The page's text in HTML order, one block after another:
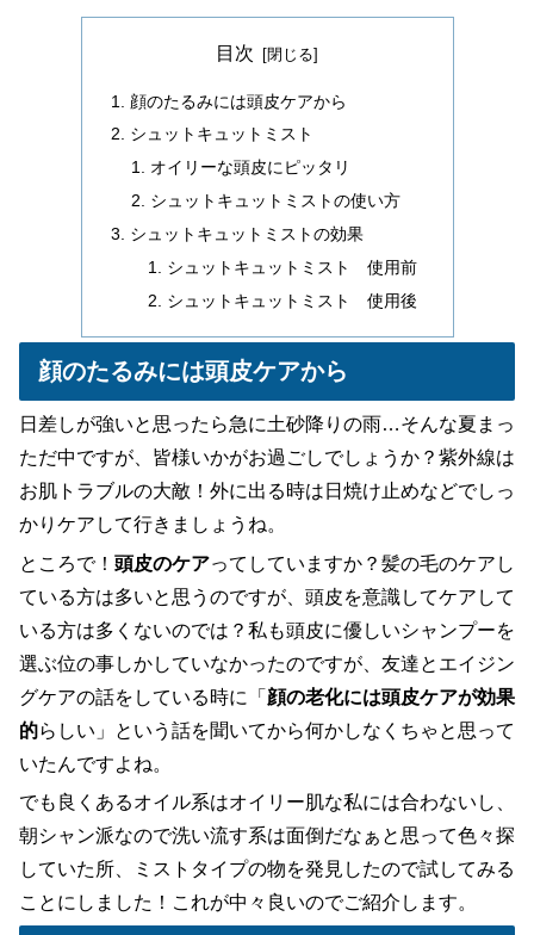
目次
顔のたるみには頭皮ケアから
シュットキュットミスト
オイリーな頭皮にピッタリ
シュットキュットミストの使い方
シュットキュットミストの効果
シュットキュットミスト 使用前
シュットキュットミスト 使用後
顔のたるみには頭皮ケアから
日差しが強いと思ったら急に土砂降りの雨…そんな夏まっ
ただ中ですが、皆様いかがお過ごしでしょうか？紫外線は
お肌トラブルの大敵！外に出る時は日焼け止めなどでしっ
かりケアして行きましょうね。
ところで！ 頭皮のケアってしていますか？髪の毛のケアし
ている方は多いと思うのですが、頭皮を意識してケアして
いる方は多くないのでは？私も頭皮に優しいシャンプーを
選ぶ位の事しかしていなかったのですが、友達とエイジン
グケアの話をしている時に「 顔の老化には頭皮ケアが効果
的らしい」という話を聞いてから何かしなくちゃと思って
いたんですよね。
でも良くあるオイル系はオイリー肌な私には合わないし、
朝シャン派なので洗い流す系は面倒だなぁと思って色々探
していた所、ミストタイプの物を発見したので試してみる
ことにしました！これが中々良いのでご紹介します。